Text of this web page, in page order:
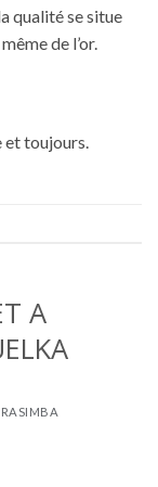
qualité se situe
de l’or.
et toujours.
A